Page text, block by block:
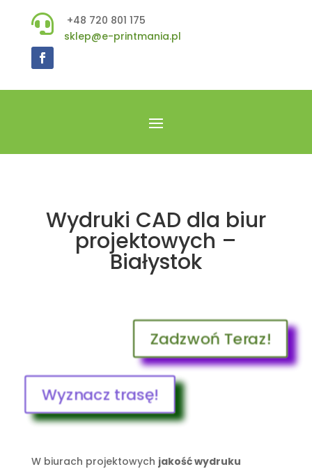

+48 720 801 175
sklep@e-printmania.pl
Wydruki CAD dla biur
projektowych –
Białystok
Zadzwoń Teraz!
Wyznacz trasę!
W biurach projektowych jakość wydruku